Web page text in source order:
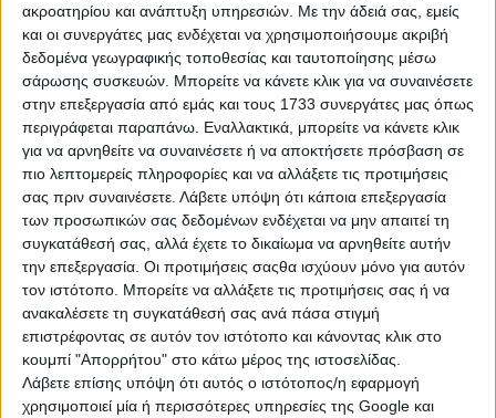
ακροατηρίου και ανάπτυξη υπηρεσιών. Με την άδειά σας, εμείς
και οι συνεργάτες μας ενδέχεται να χρησιμοποιήσουμε ακριβή
δεδομένα γεωγραφικής τοποθεσίας και ταυτοποίησης μέσω
σάρωσης συσκευών. Μπορείτε να κάνετε κλικ για να συναινέσετε
στην επεξεργασία από εμάς και τους 1733 συνεργάτες μας όπως
περιγράφεται παραπάνω. Εναλλακτικά, μπορείτε να κάνετε κλικ
για να αρνηθείτε να συναινέσετε ή να αποκτήσετε πρόσβαση σε
πιο λεπτομερείς πληροφορίες και να αλλάξετε τις προτιμήσεις
σας πριν συναινέσετε. Λάβετε υπόψη ότι κάποια επεξεργασία
των προσωπικών σας δεδομένων ενδέχεται να μην απαιτεί τη
συγκατάθεσή σας, αλλά έχετε το δικαίωμα να αρνηθείτε αυτήν
την επεξεργασία. Οι προτιμήσεις σαςθα ισχύουν μόνο για αυτόν
τον ιστότοπο. Μπορείτε να αλλάξετε τις προτιμήσεις σας ή να
ανακαλέσετε τη συγκατάθεσή σας ανά πάσα στιγμή
επιστρέφοντας σε αυτόν τον ιστότοπο και κάνοντας κλικ στο
κουμπί "Απορρήτου" στο κάτω μέρος της ιστοσελίδας.
Λάβετε επίσης υπόψη ότι αυτός ο ιστότοπος/η εφαρμογή
χρησιμοποιεί μία ή περισσότερες υπηρεσίες της Google και
Δε βρέθηκαν αγγελίες σύμφωνα με τα
κριτήρια αναζήτησής σας.
Δοκιμάστε να καθαρίσετε όλα τα υπάρχοντα φίλτρα
αναζήτησης.